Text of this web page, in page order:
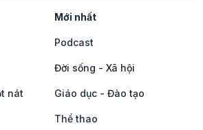
Mới nhất
Podcast
Đời sống - Xã hội
nát Giáo dục - Đào tạo
Thể thao